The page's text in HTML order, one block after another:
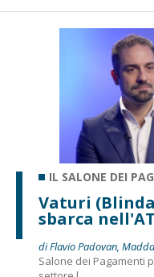
IL SALONE DEI
Vaturi
sbarca
di Flavio Padovan,
Salone dei Pagamenti